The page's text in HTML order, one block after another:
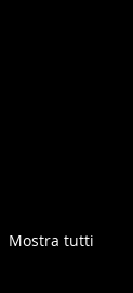
Mostra tutti